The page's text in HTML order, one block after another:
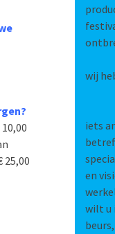
25,00
wij
iets
en
wilt u